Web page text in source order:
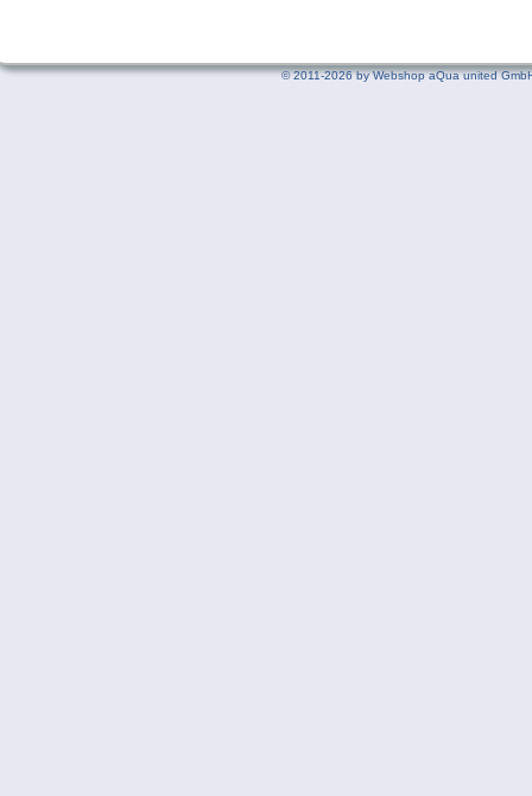
©2011-2026 by Webshop aQua united